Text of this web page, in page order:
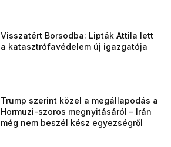
Visszatért Borsodba: Lipták Attila lett
a katasztrófavédelem új igazgatója
Trump szerint közel a megállapodás a
Hormuzi-szoros megnyitásáról – Irán
még nem beszél kész egyezségről